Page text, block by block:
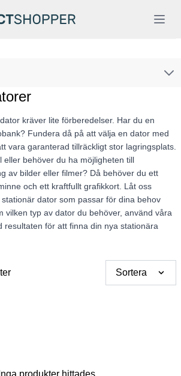
kräver lite förberedelser. Har du en
Fundera då på att välja en dator med
vara garanterad tillräckligt stor lagringsplats.
eller behöver du ha möjligheten till
av bilder eller filmer? Då behöver du ett
och ett kraftfullt grafikkort. Låt oss
dator som passar för dina behov
vilken typ av dator du behöver, använd våra
resultaten för att finna din nya stationära
Sortera
Inga produkter hittades